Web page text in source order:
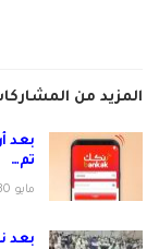
المزيد من
بعد
تم…
مايو 30, 2026
بعد نجاح موسم